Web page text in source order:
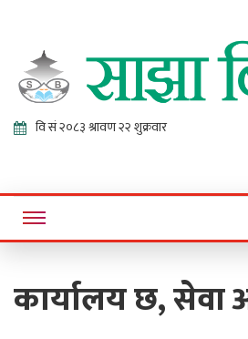
Sajha
Online News Portal
कार्यालय छ, सेवा